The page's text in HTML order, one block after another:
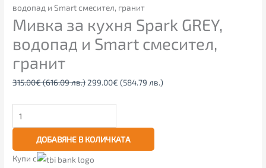
водопад и Smart смесител, гранит
Мивка за кухня Spark GREY,
водопад и Smart смесител,
гранит
315.00€(616.09 лв.) 299.00€ (584.79 лв.)
ДОБАВЯНЕ В КОЛИЧКАТА
Купи с